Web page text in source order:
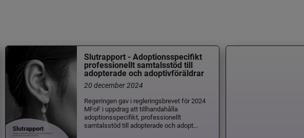
Slutrapport - Adoptionsspecifikt
professionellt samtalsstöd till
adopterade och adoptivföräldrar
20 december 2024
Regeringen gav i regleringsbrevet för 2024
MFoF i uppdrag att tillhandahålla
adoptionsspecifikt, professionellt
samtalsstöd till adopterade och adopt...